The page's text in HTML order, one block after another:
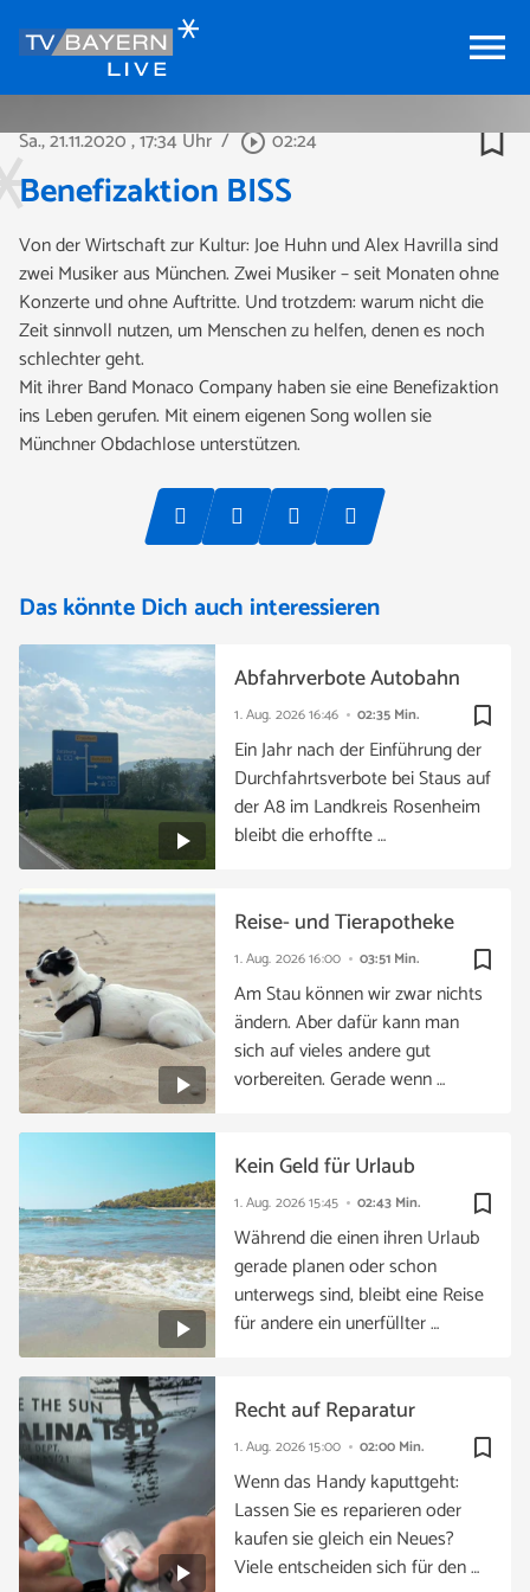
menu
Sa., 21.11.2020, 17:34 Uhr / play_circle_outline02:24 bookmark_border
Benefizaktion BISS
Von der Wirtschaft zur Kultur: Joe Huhn und Alex Havrilla sind
zwei Musiker aus München. Zwei Musiker – seit Monaten ohne
Konzerte und ohne Auftritte. Und trotzdem: warum nicht die
Zeit sinnvoll nutzen, um Menschen zu helfen, denen es noch
schlechter geht.
Mit ihrer Band Monaco Company haben sie eine Benefizaktion
ins Leben gerufen. Mit einem eigenen Song wollen sie
Münchner Obdachlose unterstützen.
Das könnte Dich auch interessieren
bookmark_border
1. Aug. 202616:46 02:35 Min.
Abfahrverbote Autobahn
Ein Jahr nach der Einführung der
Durchfahrtsverbote bei Staus auf
der A8 im Landkreis Rosenheim
bleibt die erhoffte …
bookmark_border
1. Aug. 202616:00 03:51 Min.
Reise- und Tierapotheke
Am Stau können wir zwar nichts
ändern. Aber dafür kann man
sich auf vieles andere gut
vorbereiten. Gerade wenn …
bookmark_border
1. Aug. 202615:45 02:43 Min.
Kein Geld für Urlaub
Während die einen ihren Urlaub
gerade planen oder schon
unterwegs sind, bleibt eine Reise
für andere ein unerfüllter …
bookmark_border
1. Aug. 202615:00 02:00 Min.
Recht auf Reparatur
Wenn das Handy kaputtgeht:
Lassen Sie es reparieren oder
kaufen sie gleich ein Neues?
Viele entscheiden sich für den …